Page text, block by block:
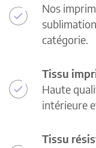
Nos
catégorie.
Tissu
Haute
intérieure
Tissu